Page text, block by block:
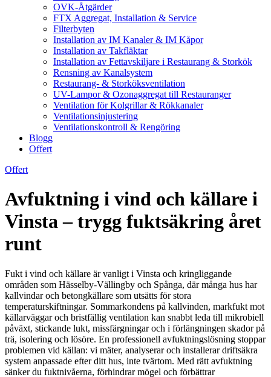
OVK-Åtgärder
FTX Aggregat, Installation & Service
Filterbyten
Installation av IM Kanaler & IM Kåpor
Installation av Takfläktar
Installation av Fettavskiljare i Restaurang & Storkök
Rensning av Kanalsystem
Restaurang- & Storköksventilation
UV-Lampor & Ozonaggregat till Restauranger
Ventilation för Kolgrillar & Rökkanaler
Ventilationsinjustering
Ventilationskontroll & Rengöring
Blogg
Offert
Offert
Avfuktning i vind och källare i
Vinsta – trygg fuktsäkring året
runt
Fukt i vind och källare är vanligt i Vinsta och kringliggande
områden som Hässelby-Vällingby och Spånga, där många hus har
kallvindar och betongkällare som utsätts för stora
temperaturskiftningar. Sommarkondens på kallvinden, markfukt mot
källarväggar och bristfällig ventilation kan snabbt leda till mikrobiell
påväxt, stickande lukt, missfärgningar och i förlängningen skador på
trä, isolering och lösöre. En professionell avfuktningslösning stoppar
problemen vid källan: vi mäter, analyserar och installerar driftsäkra
system anpassade efter ditt hus, inte tvärtom. Med rätt avfuktning
sänker du fuktnivåerna, förhindrar mögel och förbättrar